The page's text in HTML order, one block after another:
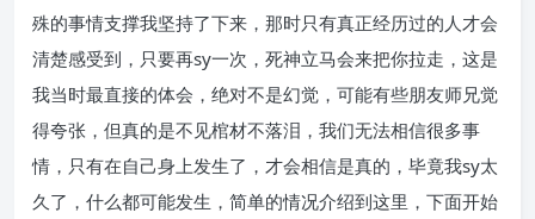
殊的事情支撑我坚持了下来，那时只有真正经历过的人才会
清楚感受到，只要再sy一次，死神立马会来把你拉走，这是
我当时最直接的体会，绝对不是幻觉，可能有些朋友师兄觉
得夸张，但真的是不见棺材不落泪，我们无法相信很多事
情，只有在自己身上发生了，才会相信是真的，毕竟我sy太
久了，什么都可能发生，简单的情况介绍到这里，下面开始